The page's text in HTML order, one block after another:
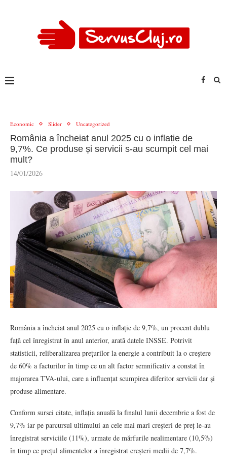
Economic Slider Uncategorized
România a încheiat anul 2025 cu o inflație de
9,7%. Ce produse și servicii s-au scumpit cel mai
mult?
14/01/2026
România a încheiat anul 2025 cu o inflație de 9,7%, un procent dublu
față cel înregistrat în anul anterior, arată datele INSSE. Potrivit
statisticii, reliberalizarea prețurilor la energie a contribuit la o creștere
de 60% a facturilor în timp ce un alt factor semnificativ a constat în
majorarea TVA-ului, care a influențat scumpirea diferitor servicii dar și
produse alimentare.
Conform sursei citate, inflația anuală la finalul lunii decembrie a fost de
9,7% iar pe parcursul ultimului an cele mai mari creșteri de preț le-au
înregistrat serviciile (11%), urmate de mărfurile nealimentare (10,5%)
în timp ce prețul alimentelor a înregistrat creșteri medii de 7,7%.